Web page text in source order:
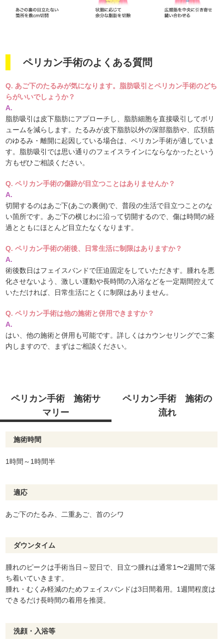
ペリカン手術のよくある質問
Q. あご下のたるみが気になります。脂肪吸引とペリカン手術のどち
らがいいでしょうか？
A.
脂肪吸引は皮下脂肪にアプローチし、脂肪細胞を直接吸引してボリ
ュームを減らします。たるみが皮下脂肪以外の深部脂肪や、広頚筋
のゆるみ・離開に起因している場合は、ペリカン手術が適していま
す。脂肪吸引では思い通りのフェイスラインにならなかったという
方もぜひご相談ください。
Q. ペリカン手術の傷跡が目立つことはありませんか？
A.
切開するのはあご下(あごの裏側)で、普段の生活で目立つことのな
い箇所です。あご下の横じわに沿って切開するので、傷は時間の経
過とともにほとんど目立たなくなります。
Q. ペリカン手術の術後、日常生活に制限はありますか？
A.
術後数日はフェイスバンドで圧迫固定をしていただきす。腫れを悪
化させないよう、激しい運動や長時間の入浴などを一定期間控えて
いただければ、日常生活にとくに制限はありません。
Q. ペリカン手術は他の施術と併用できますか？
A.
はい、他の施術と併用も可能です。詳しくはカウンセリングでご案
内しますので、まずはご相談ください。
ペリカン手術 施術サ
マリー
ペリカン手術 施術の
流れ
施術時間
1時間～1時間半
適応
あご下のたるみ、二重あご、首のシワ
ダウンタイム
腫れのピークは手術当日～翌日で、目立つ腫れは通常1〜2週間で落
ち着いていきます。
腫れ・むくみ軽減のためフェイスバンドは3日間着用。1週間程度は
できるだけ長時間の着用を推奨。
洗顔・入浴等